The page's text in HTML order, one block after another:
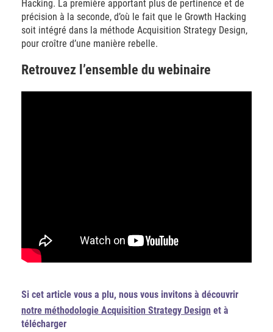
Hacking. La première apportant plus de pertinence et de
précision à la seconde, d’où le fait que le Growth Hacking
soit intégré dans la méthode Acquisition Strategy Design,
pour croître d’une manière rebelle.
Retrouvez l’ensemble du webinaire
Si cet article vous a plu, nous vous invitons à découvrir
notre méthodologie Acquisition Strategy Design et à
télécharger